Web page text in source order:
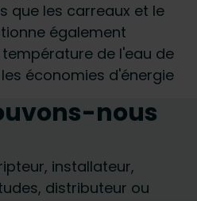
que les carreaux et le
également
de l'eau de
économies d'énergie
nous
installateur,
distributeur ou